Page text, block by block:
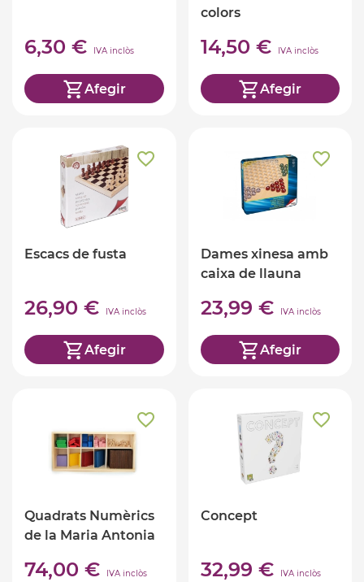
6,30 € IVA inclòs
Afegir
colors
14,50 € IVA inclòs
Afegir
Escacs de fusta
26,90 € IVA inclòs
Afegir
Dames xinesa amb
caixa de llauna
23,99 € IVA inclòs
Afegir
Quadrats Numèrics
de la Maria Antonia
74,00 € IVA inclòs
Concept
32,99 € IVA inclòs